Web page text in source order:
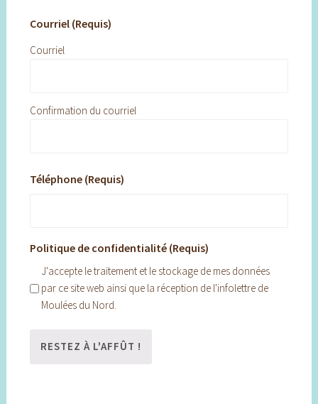
Courriel (Requis)
Courriel
Confirmation du courriel
Téléphone (Requis)
Politique de confidentialité (Requis)
J'accepte le traitement et le stockage de mes données
par ce site web ainsi que la réception de l'infolettre de
Moulées du Nord.